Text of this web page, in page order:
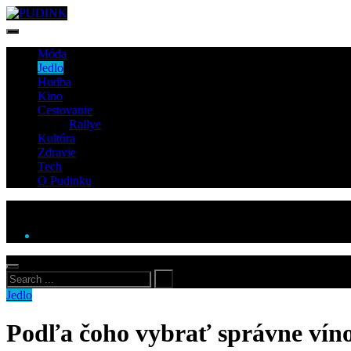
Móda
Jedlo
Hudba
Kino
Cestovanie
Rallye
Kultúra
Zdravie
Tech
O Pudinku
Jedlo
Podľa čoho vybrať správne